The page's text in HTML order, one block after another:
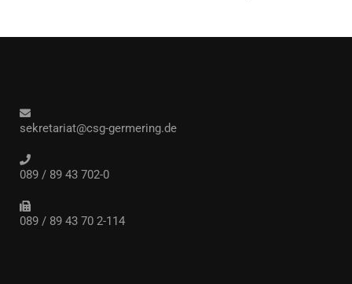
sekretariat@csg-germering.de
089 / 89 43 702-0
089 / 89 43 70 2-114